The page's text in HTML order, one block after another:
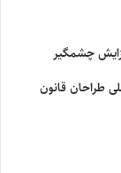
چشمگیر
طراحان قانون